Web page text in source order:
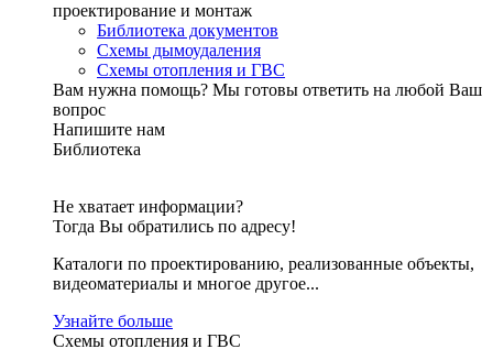
проектирование и монтаж
Библиотека документов
Схемы дымоудаления
Схемы отопления и ГВС
Вам нужна помощь? Мы готовы ответить на любой Ваш
вопрос
Напишите нам
Библиотека
Не хватает информации?
Тогда Вы обратились по адресу!
Каталоги по проектированию, реализованные объекты,
видеоматериалы и многое другое...
Узнайте больше
Схемы отопления и ГВС